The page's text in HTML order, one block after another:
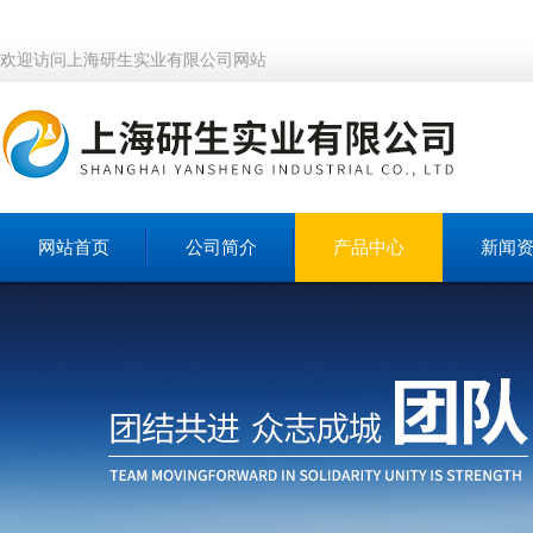
欢迎访问上海研生实业有限公司网站
网站首页 公司简介 产品中心 新闻